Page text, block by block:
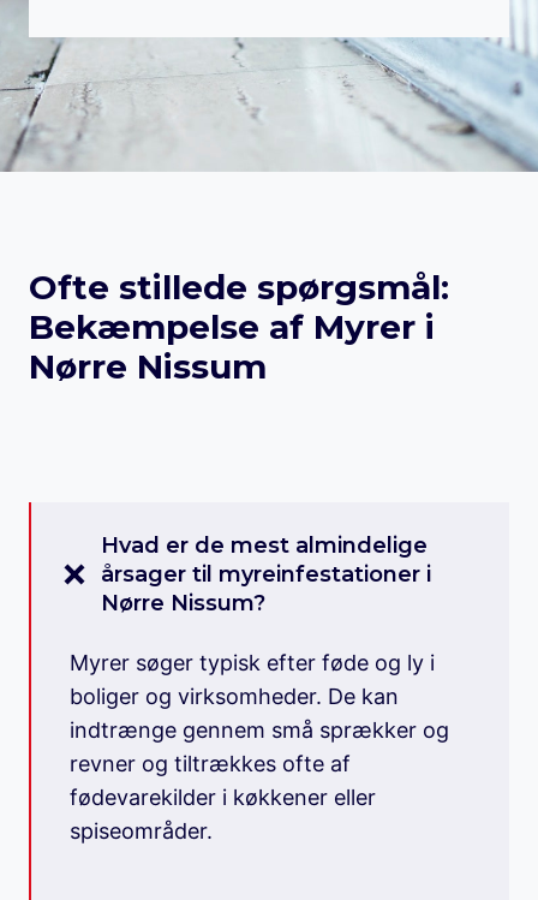
Ofte stillede spørgsmål:
Bekæmpelse af Myrer i
Nørre Nissum
Hvad er de mest almindelige
årsager til myreinfestationer i
Nørre Nissum?
Myrer søger typisk efter føde og ly i
boliger og virksomheder. De kan
indtrænge gennem små sprækker og
revner og tiltrækkes ofte af
fødevarekilder i køkkener eller
spiseområder.